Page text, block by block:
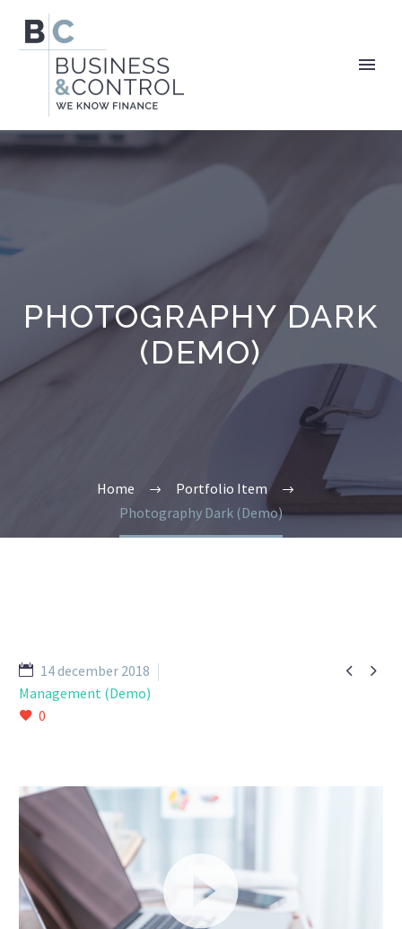
PHOTOGRAPHY DARK
(DEMO)
Home
Portfolio Item
Photography Dark (Demo)
 
14 december 2018
Management (Demo)
0